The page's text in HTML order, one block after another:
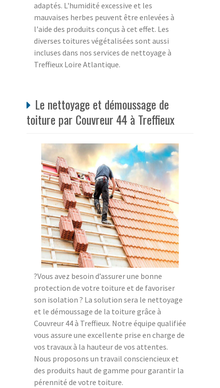
adaptés. L'humidité excessive et les
mauvaises herbes peuvent être enlevées à
l'aide des produits conçus à cet effet. Les
diverses toitures végétalisées sont aussi
incluses dans nos services de nettoyage à
Treffieux Loire Atlantique.
Le nettoyage et démoussage de
toiture par Couvreur 44 à Treffieux
?Vous avez besoin d’assurer une bonne
protection de votre toiture et de favoriser
son isolation ? La solution sera le nettoyage
et le démoussage de la toiture grâce à
Couvreur 44 à Treffieux. Notre équipe qualifiée
vous assure une excellente prise en charge de
vos travaux à la hauteur de vos attentes.
Nous proposons un travail consciencieux et
des produits haut de gamme pour garantir la
pérennité de votre toiture.